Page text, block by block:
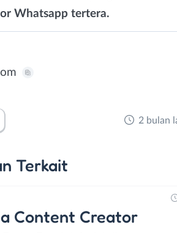
Whatsapp tertera.
2 bulan
Terkait
Content Creator